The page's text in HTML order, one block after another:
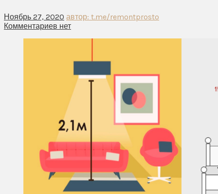
Ноябрь 27, 2020 автор: t.me/remontprosto
Комментариев нет